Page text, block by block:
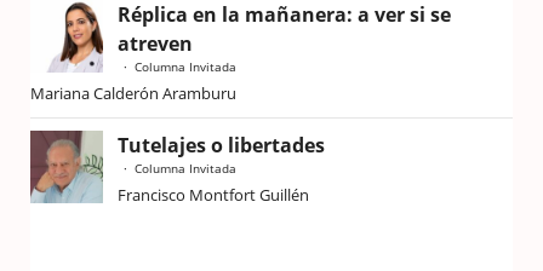
Réplica en la mañanera: a ver si se
atreven
Columna Invitada
Mariana Calderón Aramburu
Tutelajes o libertades
Columna Invitada
Francisco Montfort Guillén